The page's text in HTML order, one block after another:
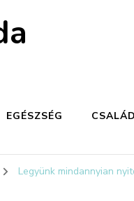
EGÉSZSÉG CSALÁD
Legyünk mindannyian